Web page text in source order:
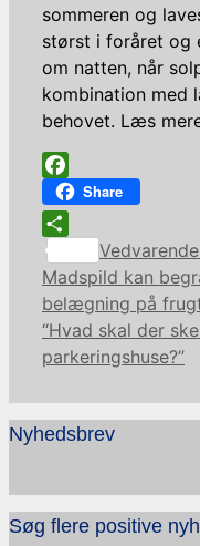
sommeren og
størst i foråret og
om natten, når
kombination med
behovet. Læs
Facebook
Share
Share
Kategorier
Madspild kan
belægning på
“Hvad skal der
parkeringshuse?”
Nyhedsbrev
Søg flere positive